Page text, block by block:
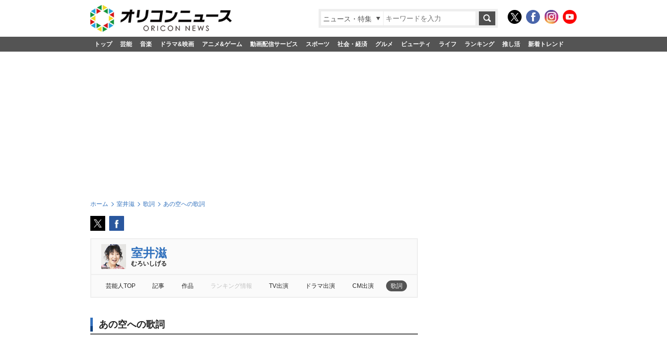
ニュース・特集
トップ 芸能 音楽 ドラマ&映画 アニメ&ゲーム 動画配信サービス スポーツ 社会・経済 グルメ ビューティ ライフ ランキング 推し活 新着トレンド
ホーム 室井滋 歌詞 あの空への歌詞
室井滋
むろいしげる
芸能人TOP 記事 作品 ランキング情報 TV出演 ドラマ出演 CM出演 歌詞
あの空への歌詞